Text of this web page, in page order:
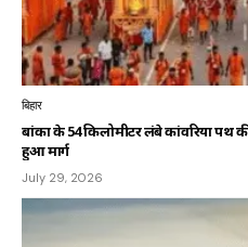
बिहार
बांका के 54 किलोमीटर लंबे कांवरिया पथ
हुआ मार्ग
July 29, 2026